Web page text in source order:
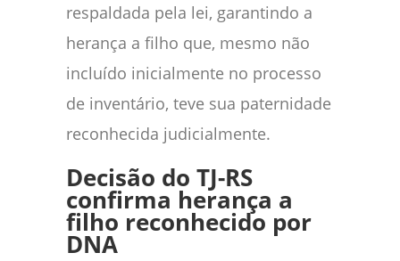
respaldada pela lei, garantindo a
herança a filho que, mesmo não
incluído inicialmente no processo
de inventário, teve sua paternidade
reconhecida judicialmente.
Decisão do TJ-RS
confirma herança a
filho reconhecido por
DNA